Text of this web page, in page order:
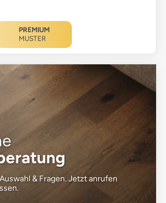
PREMIUM
MUSTER
& Fragen. Jetzt anrufen